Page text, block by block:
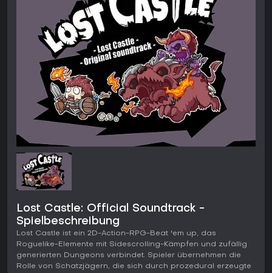
Lost Castle: Official Soundtrack -
Spielbeschreibung
Lost Castle ist ein 2D-Action-RPG-Beat 'em up, das
Roguelike-Elemente mit Sidescrolling-Kämpfen und zufällig
generierten Dungeons verbindet. Spieler übernehmen die
Rolle von Schatzjägern, die sich durch prozedural erzeugte